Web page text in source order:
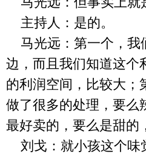
主持人：是的。
马光远：第一个，
边，而且我们知道这个
的利润空间，比较大；
做了很多的处理，要么
最好卖的，要么是甜的
刘戈：就小孩这个味